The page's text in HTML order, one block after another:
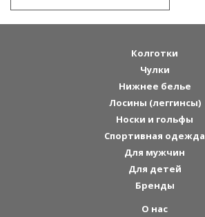
Колготки
Чулки
Нижнее белье
Лосины (леггинсы)
Носки и гольфы
Спортивная одежда
Для мужчин
Для детей
Бренды
О нас